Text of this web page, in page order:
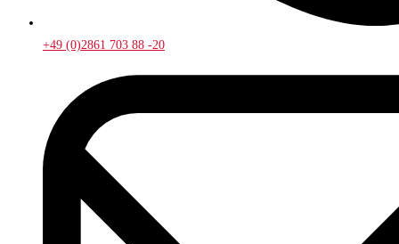
+49 (0)2861 703 88 -20